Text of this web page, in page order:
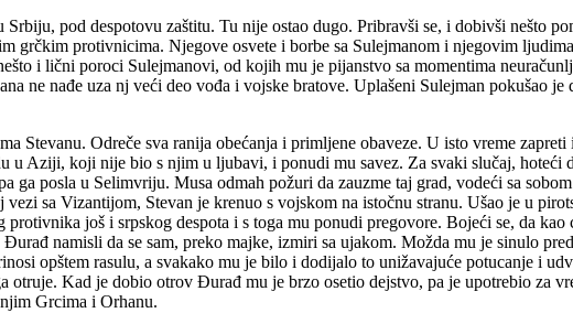
pod despotovu zaštitu. Tu nije ostao dugo. Pribravši se, i dobivši nešto
grčkim protivnicima. Njegove osvete i borbe sa Sulejmanom i njegovim
i lični poroci Sulejmanovi, od kojih mu je pijanstvo sa momentima
ne nađe uza nj veći deo vođa i vojske bratove. Uplašeni Sulejman pokušao je
Stevanu. Odreče sva ranija obećanja i primljene obaveze. U isto vreme
u Aziji, koji nije bio s njim u ljubavi, i ponudi mu savez. Za svaki slučaj, hoteći
ga posla u Selimvriju. Musa odmah požuri da zauzme taj grad, vodeći sa
sa Vizantijom, Stevan je krenuo s vojskom na istočnu stranu. Ušao je u
još i srpskog despota i s toga mu ponudi pregovore. Bojeći se, da kao
namisli da se sam, preko majke, izmiri sa ujakom. Možda mu je sinulo
opštem rasulu, a svakako mu je bilo i dodijalo to unižavajuće potucanje i
otruje. Kad je dobio otrov Đurađ mu je brzo osetio dejstvo, pa je upotrebio za
Grcima i Orhanu.